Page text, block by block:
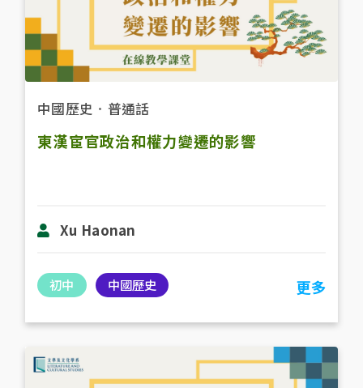
中國歷史 ． 普通話
東漢宦官政治和權力變遷的影響
Xu Haonan
初中 中國歷史 更多